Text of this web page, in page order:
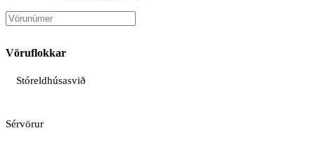
Vöruflokkar
Stóreldhúsasvið
Sérvörur